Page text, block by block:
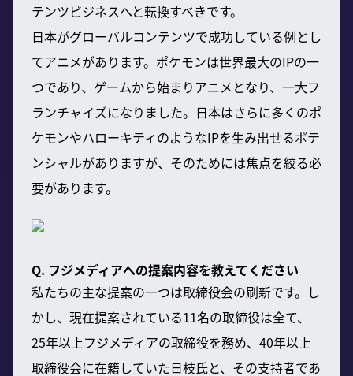
テンツビジネスへと転換すべきです。
日本がグローバルコンテンツで成功している例とし
てアニメがあります。ポケモンは世界最大のIPの一
つであり、ゲームから始まりアニメとなり、一大フ
ランチャイズになりました。日本はさらに多くのポ
ケモンやハローキティのようなIPを生み出せるポテ
ンシャルがありますが、そのためには焦点を絞る必
要があります。
Q. フジメディアへの提案内容を教えてください
私たちの主な提案の一つは取締役会の刷新です。し
かし、現在提案されている11名の取締役は全て、
25年以上フジメディアの取締役を務め、40年以上
取締役会に在籍していた日枝氏と、その支持者であ